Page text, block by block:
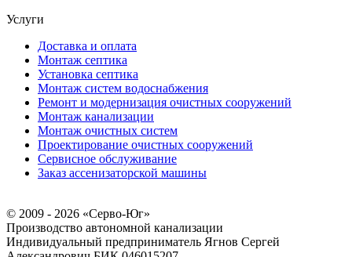
Услуги
Доставка и оплата
Монтаж септика
Установка септика
Монтаж систем водоснабжения
Ремонт и модернизация очистных сооружений
Монтаж канализации
Монтаж очистных систем
Проектирование очистных сооружений
Сервисное обслуживание
Заказ ассенизаторской машины
© 2009 - 2026 «Серво-Юг»
Производство автономной канализации
Индивидуальный предприниматель Ягнов Сергей